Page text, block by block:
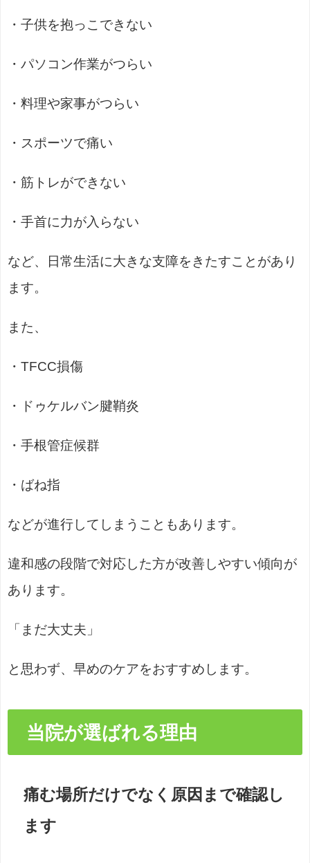
・子供を抱っこできない
・パソコン作業がつらい
・料理や家事がつらい
・スポーツで痛い
・筋トレができない
・手首に力が入らない
など、日常生活に大きな支障をきたすことがあり
ます。
また、
・TFCC損傷
・ドゥケルバン腱鞘炎
・手根管症候群
・ばね指
などが進行してしまうこともあります。
違和感の段階で対応した方が改善しやすい傾向が
あります。
「まだ大丈夫」
と思わず、早めのケアをおすすめします。
当院が選ばれる理由
痛む場所だけでなく原因まで確認し
ます